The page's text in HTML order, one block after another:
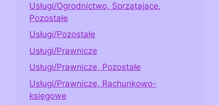
Usługi/Ogrodnictwo, Sprzątające,
Pozostałe
Usługi/Pozostałe
Usługi/Prawnicze
Usługi/Prawnicze, Pozostałe
Usługi/Prawnicze, Rachunkowo-
księgowe